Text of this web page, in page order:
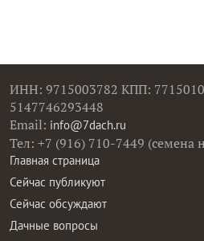
ИНН: 9715003782 КПП:
5147746293448
Email: info@7dach.ru
Тел: +7 (916) 710-7449 (семена
Главная страница
Сейчас публикуют
Сейчас обсуждают
Дачные вопросы